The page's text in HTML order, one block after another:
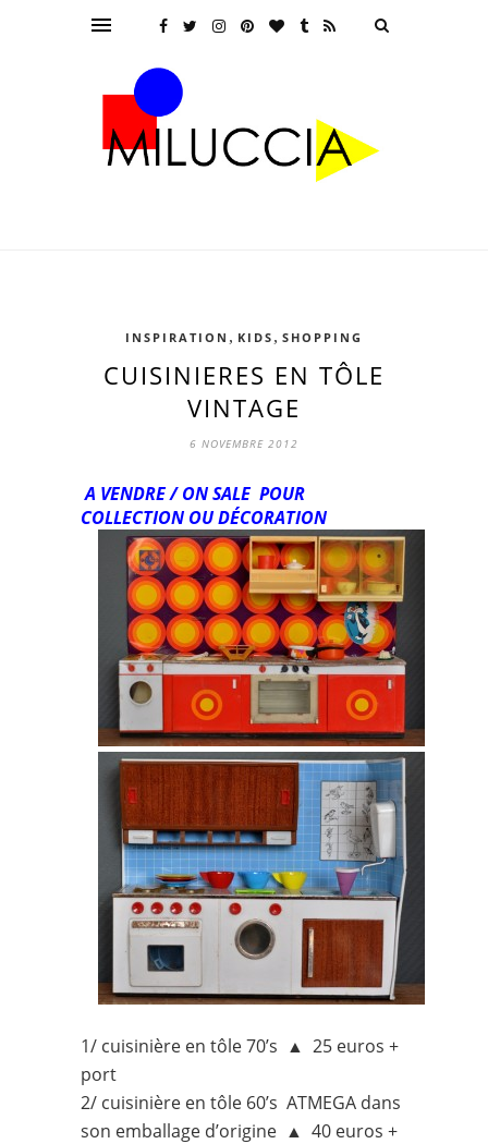
INSPIRATION , KIDS , SHOPPING
CUISINIERES EN TÔLE
VINTAGE
6 NOVEMBRE 2012
A VENDRE / ON SALE POUR
COLLECTION OU DÉCORATION
1/ cuisinière en tôle 70’s ▲ 25 euros +
port
2/ cuisinière en tôle 60’s ATMEGA dans
son emballage d’origine ▲ 40 euros +